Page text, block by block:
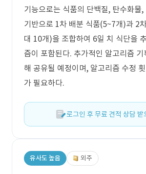
기능으로는 식품의 단백질, 탄수화물
기반으로 1차 배분 식품(5~7개)과 2
대 10개)을 조합하여 6일 치 식단을
즘이 포함된다. 추가적인 알고리즘
해 공유될 예정이며, 알고리즘 수정
가 필요하다.
로그인 후 무료 견적 상담 받
유사도 높음 외주